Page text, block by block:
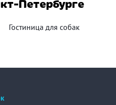
Петербурге
Гостиница для собак